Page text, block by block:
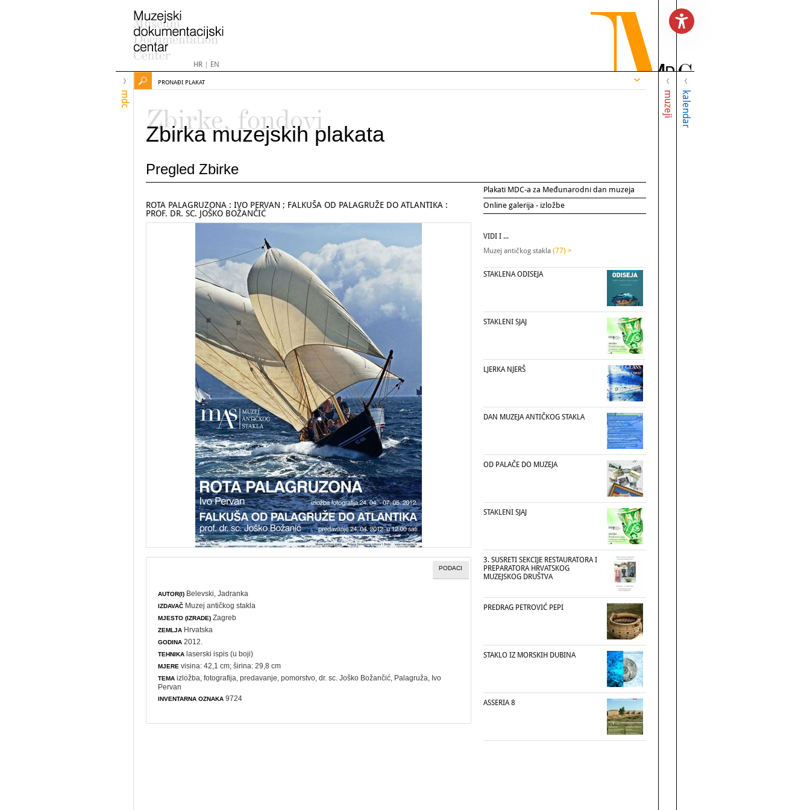
HR| EN
mdc muzeji kalendar
PRONAĐI PLAKAT
Zbirke, fondovi
Zbirka muzejskih plakata
Pregled Zbirke
Plakati MDC-a za Međunarodni dan muzeja
Online galerija - izložbe
ROTA PALAGRUZONA : IVO PERVAN ; FALKUŠA OD PALAGRUŽE DO ATLANTIKA :
PROF. DR. SC. JOŠKO BOŽANČIĆ
PODACI
AUTOR(I) Belevski, Jadranka
IZDAVAČ Muzej antičkog stakla
MJESTO (IZRADE) Zagreb
ZEMLJA Hrvatska
GODINA 2012.
TEHNIKA laserski ispis (u boji)
MJERE visina: 42,1 cm; širina: 29,8 cm
TEMA izložba ,fotografija ,predavanje ,pomorstvo , dr. sc. Joško Božančić, Palagruža, Ivo
Pervan
INVENTARNA OZNAKA 9724
VIDI I ...
Muzej antičkog stakla (77) >
STAKLENA ODISEJA
STAKLENI SJAJ
LJERKA NJERŠ
DAN MUZEJA ANTIČKOG STAKLA
OD PALAČE DO MUZEJA
STAKLENI SJAJ
3. SUSRETI SEKCIJE RESTAURATORA I
PREPARATORA HRVATSKOG
MUZEJSKOG DRUŠTVA
PREDRAG PETROVIĆ PEPI
STAKLO IZ MORSKIH DUBINA
ASSERIA 8